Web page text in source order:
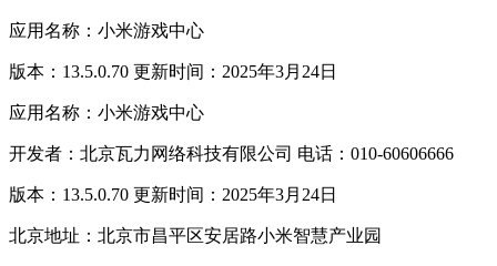
应用名称：小米游戏中心
版本：13.5.0.70 更新时间：2025年3月24日
应用名称：小米游戏中心
开发者：北京瓦力网络科技有限公司 电话：010-60606666
版本：13.5.0.70 更新时间：2025年3月24日
北京地址：北京市昌平区安居路小米智慧产业园